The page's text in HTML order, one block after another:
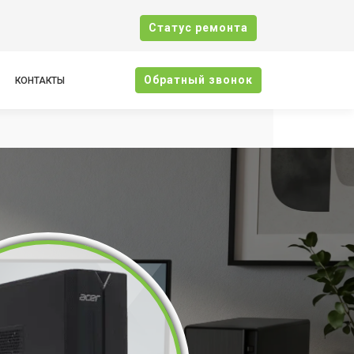
Cтатус ремонта
КОНТАКТЫ Oбратный звонок